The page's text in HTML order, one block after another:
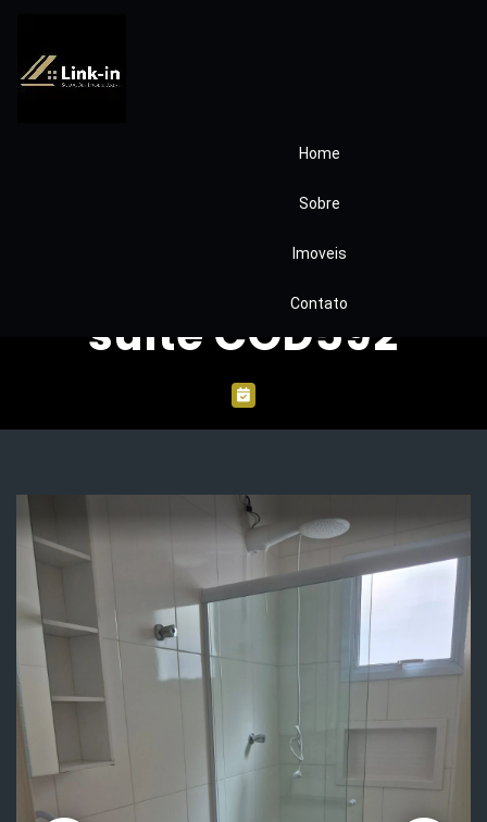
Home
Sobre
Imoveis
Contato
Casa Flores do
Aguassaí 02
dormitorios 01
suite COD592